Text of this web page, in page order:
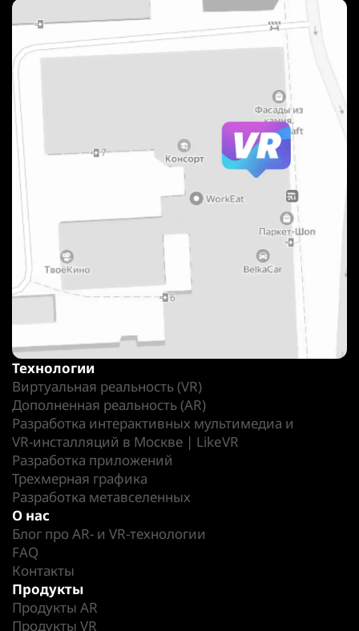
Технологии
Виртуальная реальность (VR)
Дополненная реальность (AR)
Разработка интерактивных мультимедиа и
VR-инсталляций в Москве | LikeVR
Разработка приложений
Трехмерная графика
Разработка метавселенных
О нас
Блог про AR- и VR-технологии
FAQ
Контакты
Продукты
Продукты AR
Продукты VR